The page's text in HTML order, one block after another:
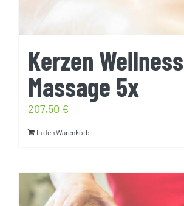
Kerzen Wellness
Massage 5x
207,50 €
In den Warenkorb